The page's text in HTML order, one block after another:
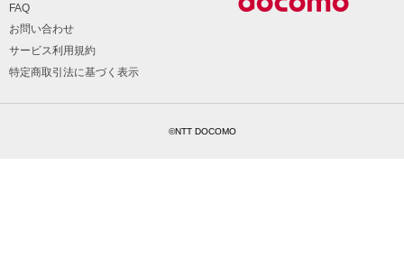
FAQ
お問い合わせ
サービス利用規約
特定商取引法に基づく表示
©NTT DOCOMO